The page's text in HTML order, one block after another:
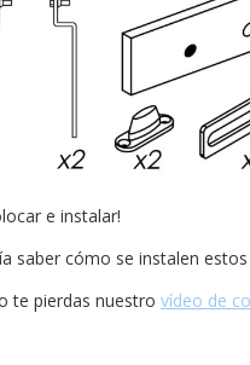
e instalar!
saber cómo se instalen
te pierdas nuestro vídeo de